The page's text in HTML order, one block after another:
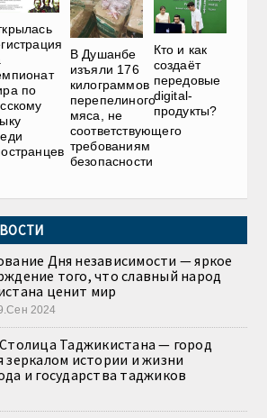
по
В Душанбе
изъяли 176
килограммов
перепелиного
мяса, не
соответствующего
требованиям
безопасности
Кто и как
создаёт
передовые
digital-
продукты?
Дня независимости — яркое
того, что славный народ
ценит мир
2024
Таджикистана — город
зеркалом истории и жизни
и государства таджиков